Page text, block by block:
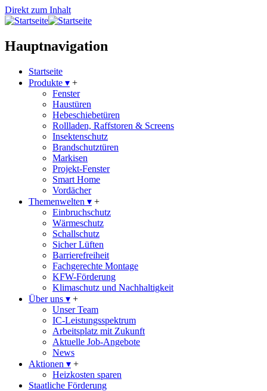
Direkt zum Inhalt
Hauptnavigation
Startseite
Produkte ▾ +
Fenster
Haustüren
Hebeschiebetüren
Rollladen, Raffstoren & Screens
Insektenschutz
Brandschutztüren
Markisen
Projekt-Fenster
Smart Home
Vordächer
Themenwelten ▾ +
Einbruchschutz
Wärmeschutz
Schallschutz
Sicher Lüften
Barrierefreiheit
Fachgerechte Montage
KFW-Förderung
Klimaschutz und Nachhaltigkeit
Über uns ▾ +
Unser Team
IC-Leistungsspektrum
Arbeitsplatz mit Zukunft
Aktuelle Job-Angebote
News
Aktionen ▾ +
Heizkosten sparen
Staatliche Förderung